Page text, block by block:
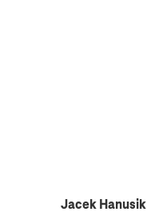
Jacek Hanusik